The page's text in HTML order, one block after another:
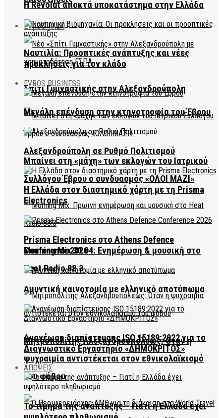
EVROS TALK
Σπίτι Γυμναστικής στην Αλεξανδρούπολη
Μπαίνει στη «μάχη» των εκλογών του Ιατρικού
Συλλόγου Έβρου ο συνδυασμός «ΟΛΟΙ ΜΑΖΙ»
Morning Mix 30.04: Ενημέρωση & μουσική στο
Heat Radio 88.3
Μητροπολίτης Αλεξανδρουπόλεως: Όταν η
ψυχραιμία αντιστέκεται στον εθνικολαϊκισμό
του φόβου
Η Revolut αποκτά υποκατάστημα στην Ελλάδα
Ναυτιλία: Προοπτικές ανάπτυξης και νέες
προκλήσεις για τον κλάδο
EVROS BUSINESS
Μεγάλη επένδυση στην κτηνοτροφία του Έβρου
Αλεξανδρούπολη σε Ρυθμό Πολιτισμού
Η Ελλάδα στον διαστημικό χάρτη με τη Prisma
Electronics
Prisma Electronics στο Athens Defence
Conference 2026
Αμυντική καινοτομία με ελληνικό αποτύπωμα
Ανανέωση διαπίστευσης ISO 15189:2022 για το
Διαγνωστικό Εργαστήριο «ΔΗΜΟΚΡΙΤΟΣ»
ΑΠΟΨΕΙΣ
Το τίμημα της ανάπτυξης – Γιατί η Ελλάδα έχει